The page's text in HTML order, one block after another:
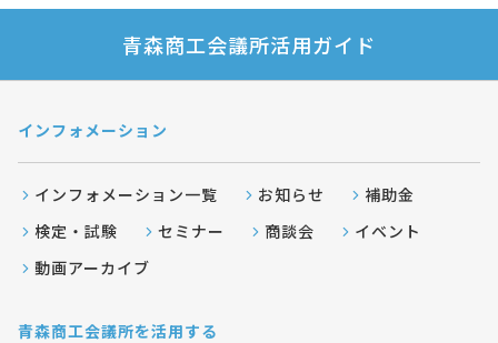
青森商工会議所活用ガイド
インフォメーション
インフォメーション一覧 お知らせ
補助金
検定・試験
セミナー 商談会
イベント
動画アーカイブ
青森商工会議所を活用する